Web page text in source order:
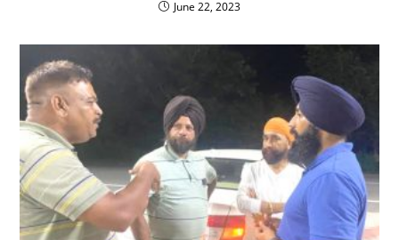
June 22, 2023